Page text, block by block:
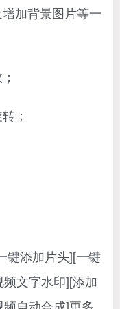
加背景图片等一
；
键添加片头][一键
文字水印][添加